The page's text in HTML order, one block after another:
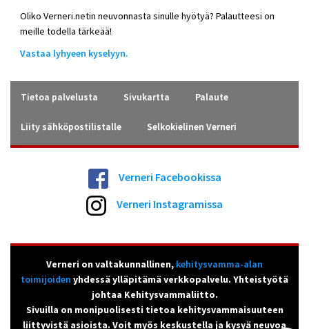
Oliko Verneri.netin neuvonnasta sinulle hyötyä? Palautteesi on
meille todella tärkeää!
Vastaa lyhyeen kyselyyn.
Tietoa palvelusta Sivukartta Palaute
Liity sähköpostilistalle Selkokielinen Verneri
Verneri Facebookissa
Verneri Instagramissa
Verneri on valtakunnallinen, kehitysvamma-alan
toimijoiden yhdessä ylläpitämä verkkopalvelu. Yhteistyötä
johtaa Kehitysvammaliitto.
Sivuilla on monipuolisesti tietoa kehitysvammaisuuteen
liittyvistä asioista. Voit myös keskustella ja kysyä neuvoa